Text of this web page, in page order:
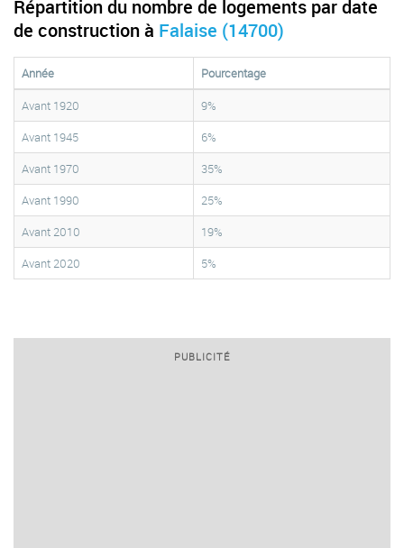
Répartition du nombre de logements par date
de construction à Falaise (14700)
Année
Pourcentage
Avant 1920
9%
Avant 1945
6%
Avant 1970
35%
Avant 1990
25%
Avant 2010
19%
Avant 2020
5%
PUBLICITÉ